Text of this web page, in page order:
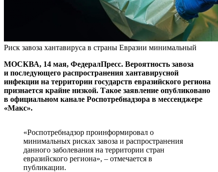
Риск завоза хантавируса в страны Евразии минимальный
МОСКВА, 14 мая, ФедералПресс. Вероятность завоза
и последующего распространения хантавирусной
инфекции на территории государств евразийского региона
признается крайне низкой. Такое заявление опубликовано
в официальном канале Роспотребнадзора в мессенджере
«Макс».
«Роспотребнадзор проинформировал о
минимальных рисках завоза и распространения
данного заболевания на территории стран
евразийского региона», – отмечается в
публикации.